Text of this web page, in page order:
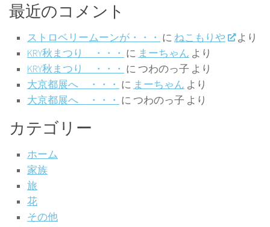
最近のコメント
ストロベリームーンが・・・ に ねこもりや
より
KRY秋まつり ・・・ に まーちゃん より
KRY秋まつり ・・・ に つわのっ子 より
大京都展へ ・・・ に まーちゃん より
大京都展へ ・・・ に つわのっ子 より
カテゴリー
ホーム
家族
旅
花
その他